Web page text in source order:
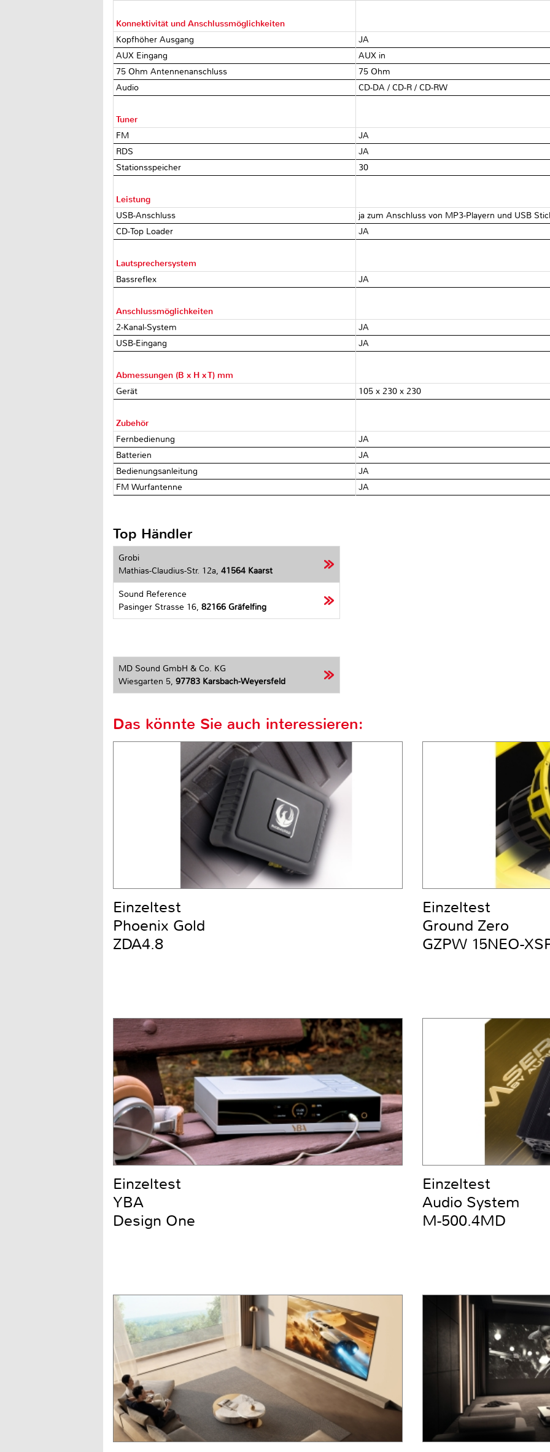
Konnektivität und Anschlussmöglichkeiten
Kopfhöher Ausgang
JA
AUX Eingang
AUX in
75 Ohm Antennenanschluss
75 Ohm
Audio
CD-DA / CD-R / CD-RW
Tuner
FM
JA
RDS
JA
Stationsspeicher
30
Leistung
USB-Anschluss
ja zum Anschluss von MP3-Playern und USB
CD-Top Loader
JA
Lautsprechersystem
Bassreflex
JA
Anschlussmöglichkeiten
2-Kanal-System
JA
USB-Eingang
JA
Abmessungen (B x H x T) mm
Gerät
105 x 230 x 230
Zubehör
Fernbedienung
JA
Batterien
JA
Bedienungsanleitung
JA
FM Wurfantenne
JA
Top Händler
Grobi
Mathias-Claudius-Str. 12a, 41564 Kaarst
Sound Reference
Pasinger Strasse 16, 82166 Gräfelfing
MD Sound GmbH & Co. KG
Wiesgarten 5, 97783 Karsbach-Weyersfeld
Das könnte Sie auch interessieren:
Einzeltest
Phoenix Gold
ZDA4.8
Einzeltest
Ground Zero
GZPW 15NEO-
Einzeltest
YBA
Design One
Einzeltest
Audio System
M-500.4MD